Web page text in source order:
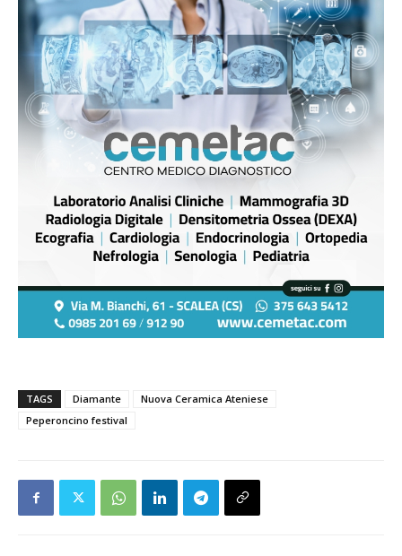
TAGS Diamante